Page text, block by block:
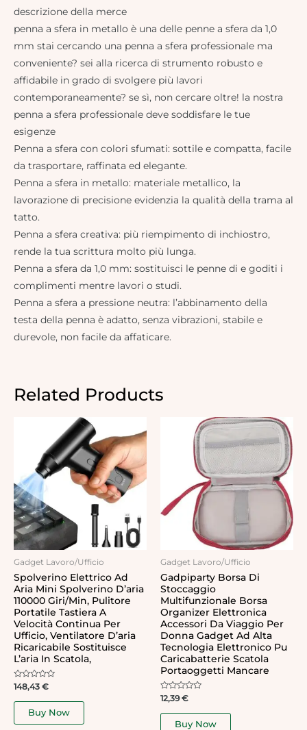
descrizione della merce
penna a sfera in metallo è una delle penne a sfera da 1,0
mm stai cercando una penna a sfera professionale ma
conveniente? sei alla ricerca di strumento robusto e
affidabile in grado di svolgere più lavori
contemporaneamente? se sì, non cercare oltre! la nostra
penna a sfera professionale deve soddisfare le tue
esigenze
Penna a sfera con colori sfumati: sottile e compatta, facile
da trasportare, raffinata ed elegante.
Penna a sfera in metallo: materiale metallico, la
lavorazione di precisione evidenzia la qualità della trama al
tatto.
Penna a sfera creativa: più riempimento di inchiostro,
rende la tua scrittura molto più lunga.
Penna a sfera da 1,0 mm: sostituisci le penne di e goditi i
complimenti mentre lavori o studi.
Penna a sfera a pressione neutra: l’abbinamento della
testa della penna è adatto, senza vibrazioni, stabile e
durevole, non facile da affaticare.
Related Products
Gadget Lavoro/Ufficio
Spolverino Elettrico Ad
Aria Mini Spolverino D’aria
110000 Giri/min, Pulitore
Portatile Tastiera A
Velocità Continua Per
Ufficio, Ventilatore D’aria
Ricaricabile Sostituisce
L’aria In Scatola,
Rated
0
out
148,43 €
Buy Now
Gadget Lavoro/Ufficio
Gadpiparty Borsa Di
Stoccaggio
Multifunzionale Borsa
Organizer Elettronica
Accessori Da Viaggio Per
Donna Gadget Ad Alta
Tecnologia Elettronico Pu
Caricabatterie Scatola
Portaoggetti Mancare
Rated
0
out
12,39€
Buy Now